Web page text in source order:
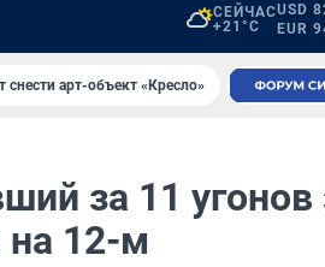
СЕЙЧАС
+21°C
USD
EUR
снести арт-объект «Кресло»
за 11 угонов
на 12-м